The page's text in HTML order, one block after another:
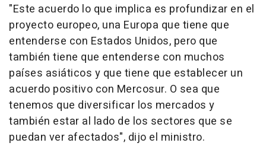
"Este acuerdo lo que implica es profundizar en el
proyecto europeo, una Europa que tiene que
entenderse con Estados Unidos, pero que
también tiene que entenderse con muchos
países asiáticos y que tiene que establecer un
acuerdo positivo con Mercosur. O sea que
tenemos que diversificar los mercados y
también estar al lado de los sectores que se
puedan ver afectados", dijo el ministro.